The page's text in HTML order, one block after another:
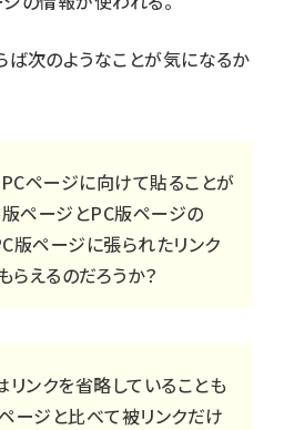
ば次のようなことが気になるか
ページに向けて貼ることが
ページとPC版ページの
版ページに張られたリンク
らえるのだろうか？
ンクを省略していることも
ージと比べて被リンクだけ